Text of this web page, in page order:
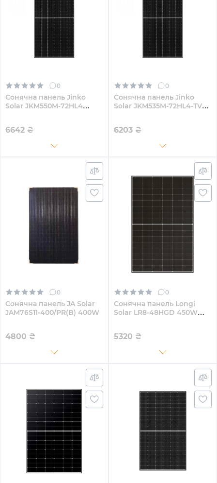
0
Сонячна панель Jinko
Solar JKM550M-72HL4
6642 ₴
0
Сонячна панель Jinko
Solar JKM535M-72HL4-TV
6203 ₴
0
Сонячна панель JA Solar
JAM76S11-400/PR(B) 400W
4800 ₴
0
Сонячна панель Longi
Solar LR8-48HGD 450W
5320 ₴